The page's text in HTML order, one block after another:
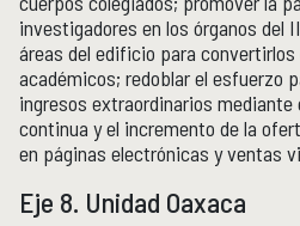
investigadores en los órganos del
áreas del edificio para
académicos; redoblar el esfuerzo
ingresos extraordinarios mediante
continua y el incremento de la
en páginas electrónicas y ventas
Eje 8. Unidad Oaxaca